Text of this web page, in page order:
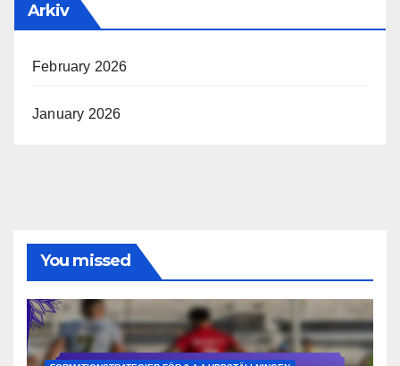
Arkiv
February 2026
January 2026
You missed